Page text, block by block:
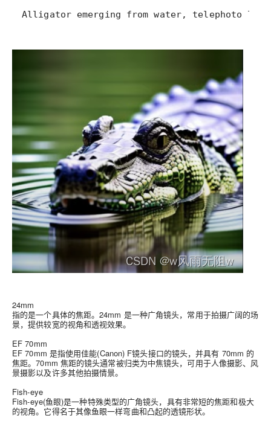
Alligator emerging from water, telephoto lens
24mm
指的是一个具体的焦距。24mm 是一种广角镜头，常用于拍摄广阔的场
景，提供较宽的视角和透视效果。
EF 70mm
EF 70mm 是指使用佳能(Canon) F镜头接口的镜头，并具有 70mm 的
焦距。70mm 焦距的镜头通常被归类为中焦镜头，可用于人像摄影、风
景摄影以及许多其他拍摄情景。
Fish-eye
Fish-eye(鱼眼)是一种特殊类型的广角镜头，具有非常短的焦距和极大
的视角。它得名于其像鱼眼一样弯曲和凸起的透镜形状。